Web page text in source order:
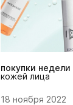
покупки недели
кожей лица
18 ноября 2022